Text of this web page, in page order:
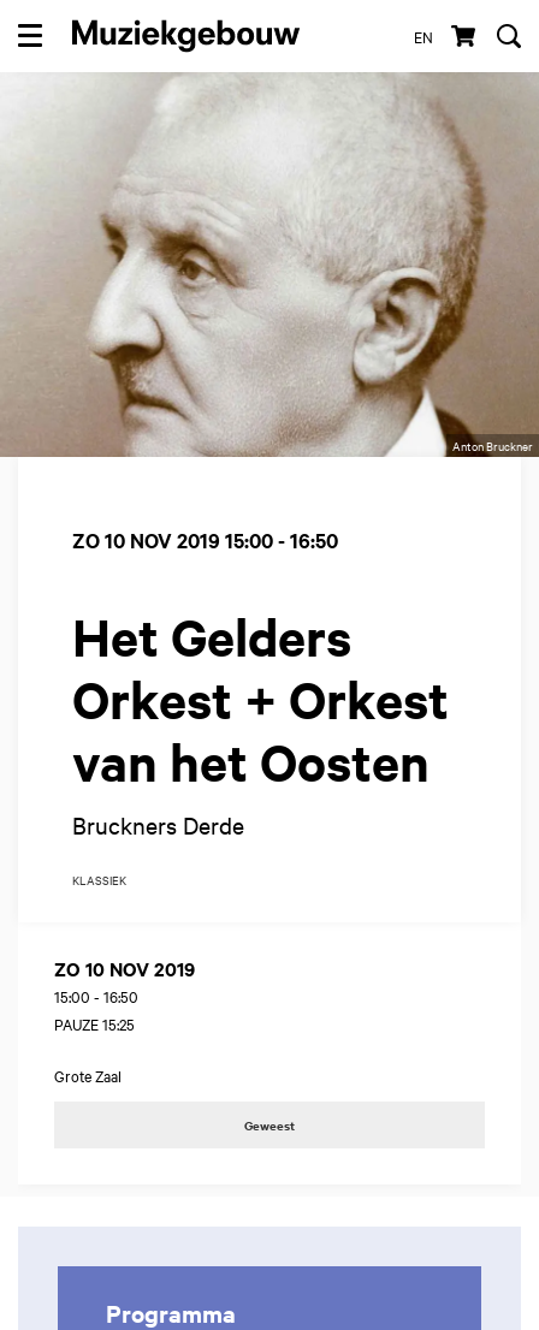
EN
Menu
Anton Bruckner
Het Gelders
Orkest + Orkest
van het Oosten
Bruckners Derde
ZO 10 NOV 2019 15:00 - 16:50
KLASSIEK
ZO 10 NOV 2019
15:00 - 16:50
PAUZE 15:25
Grote Zaal
Geweest
Programma